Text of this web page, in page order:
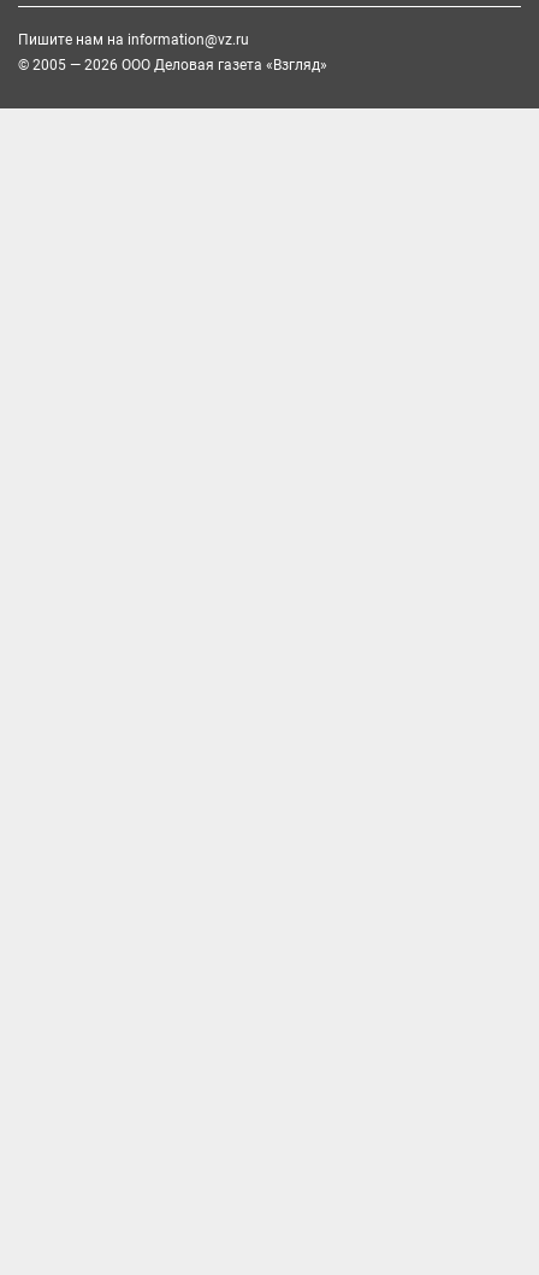
Пишите нам на information@vz.ru
© 2005 — 2026 ООО Деловая газета «Взгляд»